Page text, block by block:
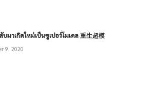
บมาเกิดใหม่เป็นซูเปอร์โมเดล 重生超模
9, 2020